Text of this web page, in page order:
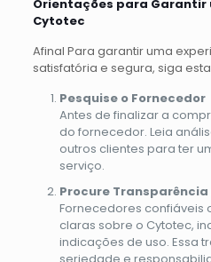
Orientações para Garantir
Cytotec
Afinal Para garantir uma
satisfatória e segura, siga
Pesquise o Fornecedor
Antes de finalizar a
do fornecedor. Leia
outros clientes para ter
serviço.
Procure
Fornecedores
claras sobre o Cytotec,
indicações de uso. Essa